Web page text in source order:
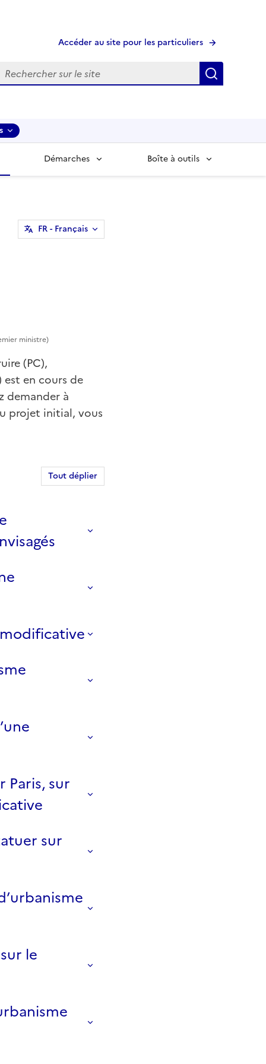
Accéder au site pour les particuliers
Démarches Boîte à outils
FR- Français
ministre)
(PC),
en cours de
demander à
projet initial, vous
Tout déplier
Paris, sur
sur
le